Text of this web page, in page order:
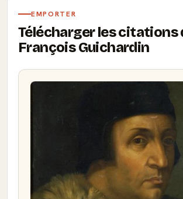
EMPORTER
Télécharger les citations
François Guichardin